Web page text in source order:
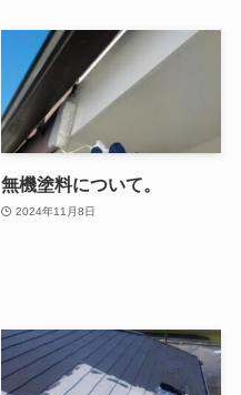
無機塗料について。
2024年11月8日